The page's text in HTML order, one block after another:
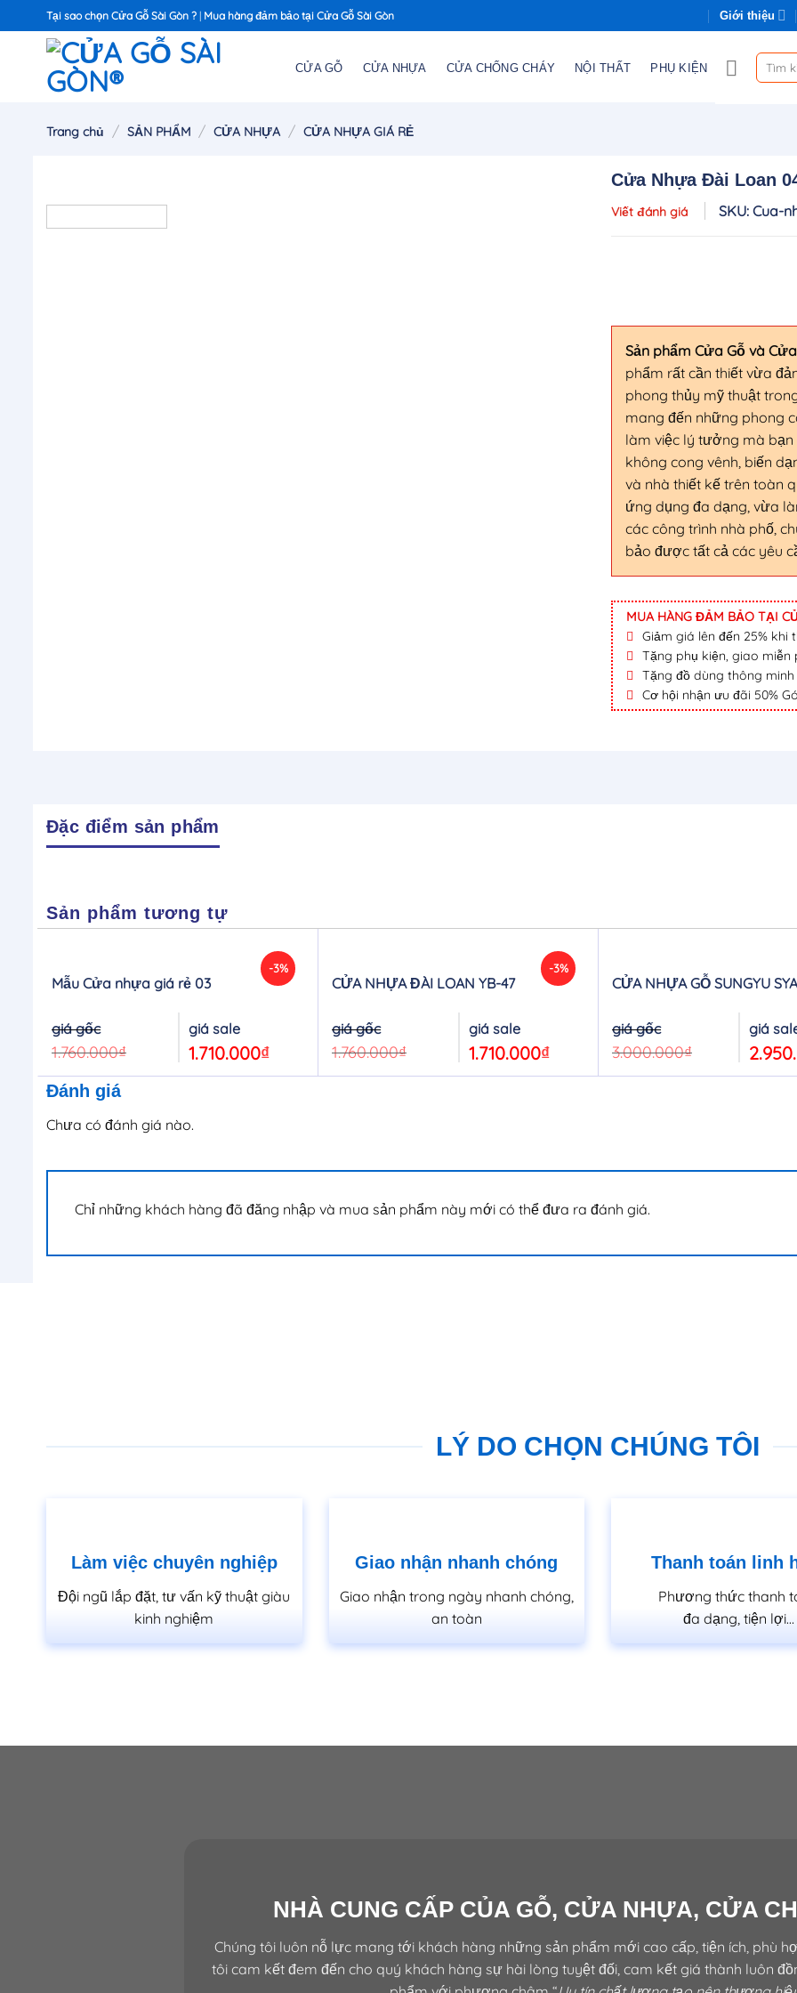
Chuyển
đến
Tại sao chọn Cửa Gỗ Sài Gòn ? | Mua hàng đảm bảo tại Cửa Gỗ Sài Gòn Giới thiệu
CỬA GỖ CỬA NHỰA CỬA CHỐNG CHÁY NỘI THẤT PHỤ KIỆN
Tìm
kiếm:
Trang chủ / SẢN PHẨM / CỬA NHỰA / CỬA NHỰA GIÁ RẺ
Cửa Nhựa Đài Loan
Viết đánh giá SKU: Cua-
Sản phẩm Cửa Gỗ và
phẩm rất cần thiết vừa
phong thủy mỹ thuật
mang đến những phong
làm việc lý tưởng mà bạn
không cong vênh, biến
và nhà thiết kế trên toàn
ứng dụng đa dạng, vừa
các công trình nhà phố,
bảo được tất cả các yêu
MUA HÀNG ĐẢM BẢO TẠI
Giảm giá lên đến 25% khi
Tặng phụ kiện, giao miễn
Tặng đồ dùng thông
Cơ hội nhận ưu đãi 50%
Đặc điểm sản phẩm
Sản phẩm tương tự
-3%
Mẫu Cửa nhựa giá rẻ 03
1.760.000₫
Original
price
was:
1.760.000₫.
1.710.000₫
price
1.710.000₫.
-3%
CỬA NHỰA ĐÀI LOAN YB-47
1.760.000₫
Original
price
was:
1.760.000₫.
1.710.000₫
price
1.710.000₫.
CỬA NHỰA GỖ SUNGYU
3.000.000₫
Original
price
was:
Đánh giá
Chưa có đánh giá nào.
Chỉ những khách hàng đã đăng nhập và mua sản phẩm này mới có thể đưa ra đánh giá.
LÝ DO CHỌN CHÚNG TÔI
Làm việc chuyên nghiệp
Đội ngũ lắp đặt, tư vấn kỹ thuật giàu
kinh nghiệm
Giao nhận nhanh chóng
Giao nhận trong ngày nhanh chóng,
an toàn
Thanh toán linh
Phương thức thanh
đa dạng, tiện lợi…
NHÀ CUNG CẤP CỦA GỖ, CỬA NHỰA, CỬA
Chúng tôi luôn nỗ lực mang tới khách hàng những sản phẩm mới cao cấp, tiện ích, phù
tôi cam kết đem đến cho quý khách hàng sự hài lòng tuyệt đối, cam kết giá thành luôn